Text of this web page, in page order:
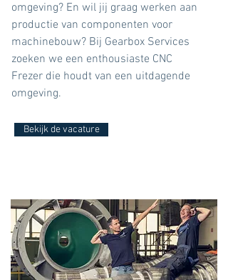
omgeving? En wil jij graag werken aan
productie van componenten voor
machinebouw? Bij Gearbox Services
zoeken we een enthousiaste CNC
Frezer die houdt van een uitdagende
omgeving.
Bekijk de vacature